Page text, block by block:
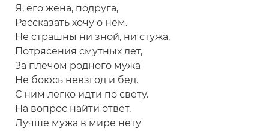
Я, его жена, подруга,
Рассказать хочу о нем.
Не страшны ни зной, ни стужа,
Потрясения смутных лет,
За плечом родного мужа
Не боюсь невзгод и бед.
С ним легко идти по свету.
На вопрос найти ответ.
Лучше мужа в мире нету